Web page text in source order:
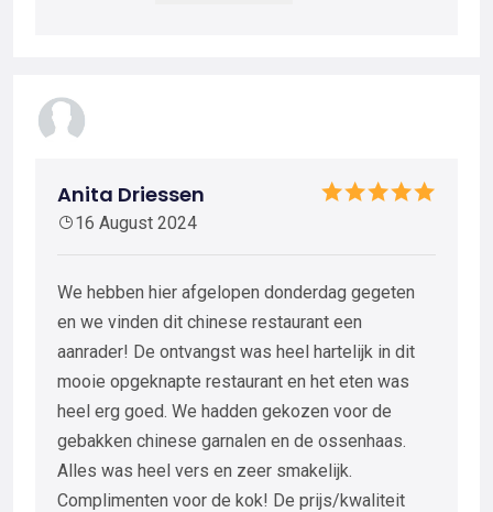
Anita Driessen
16 August 2024
We hebben hier afgelopen donderdag gegeten
en we vinden dit chinese restaurant een
aanrader! De ontvangst was heel hartelijk in dit
mooie opgeknapte restaurant en het eten was
heel erg goed. We hadden gekozen voor de
gebakken chinese garnalen en de ossenhaas.
Alles was heel vers en zeer smakelijk.
Complimenten voor de kok! De prijs/kwaliteit